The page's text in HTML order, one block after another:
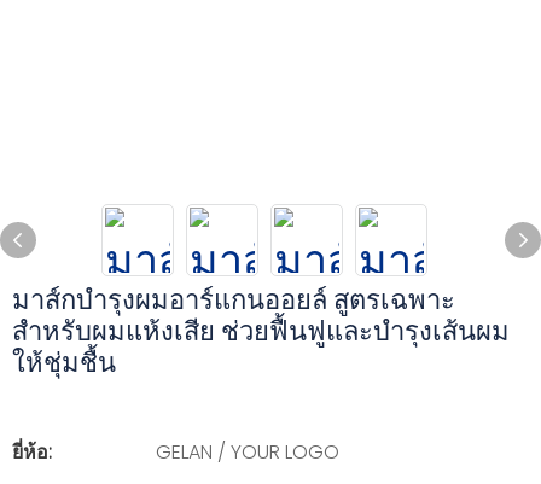
มาส์กบำรุงผมอาร์แกนออยล์ สูตรเฉพาะ
สำหรับผมแห้งเสีย ช่วยฟื้นฟูและบำรุงเส้นผม
ให้ชุ่มชื้น
ยี่ห้อ:
GELAN / YOUR LOGO